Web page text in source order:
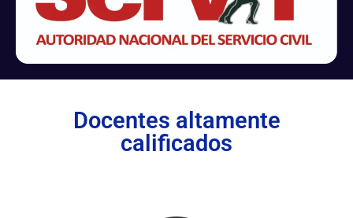
Docentes altamente
calificados